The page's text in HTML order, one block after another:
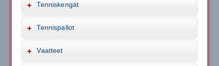
Tenniskengät
Tennispallot
Vaatteet